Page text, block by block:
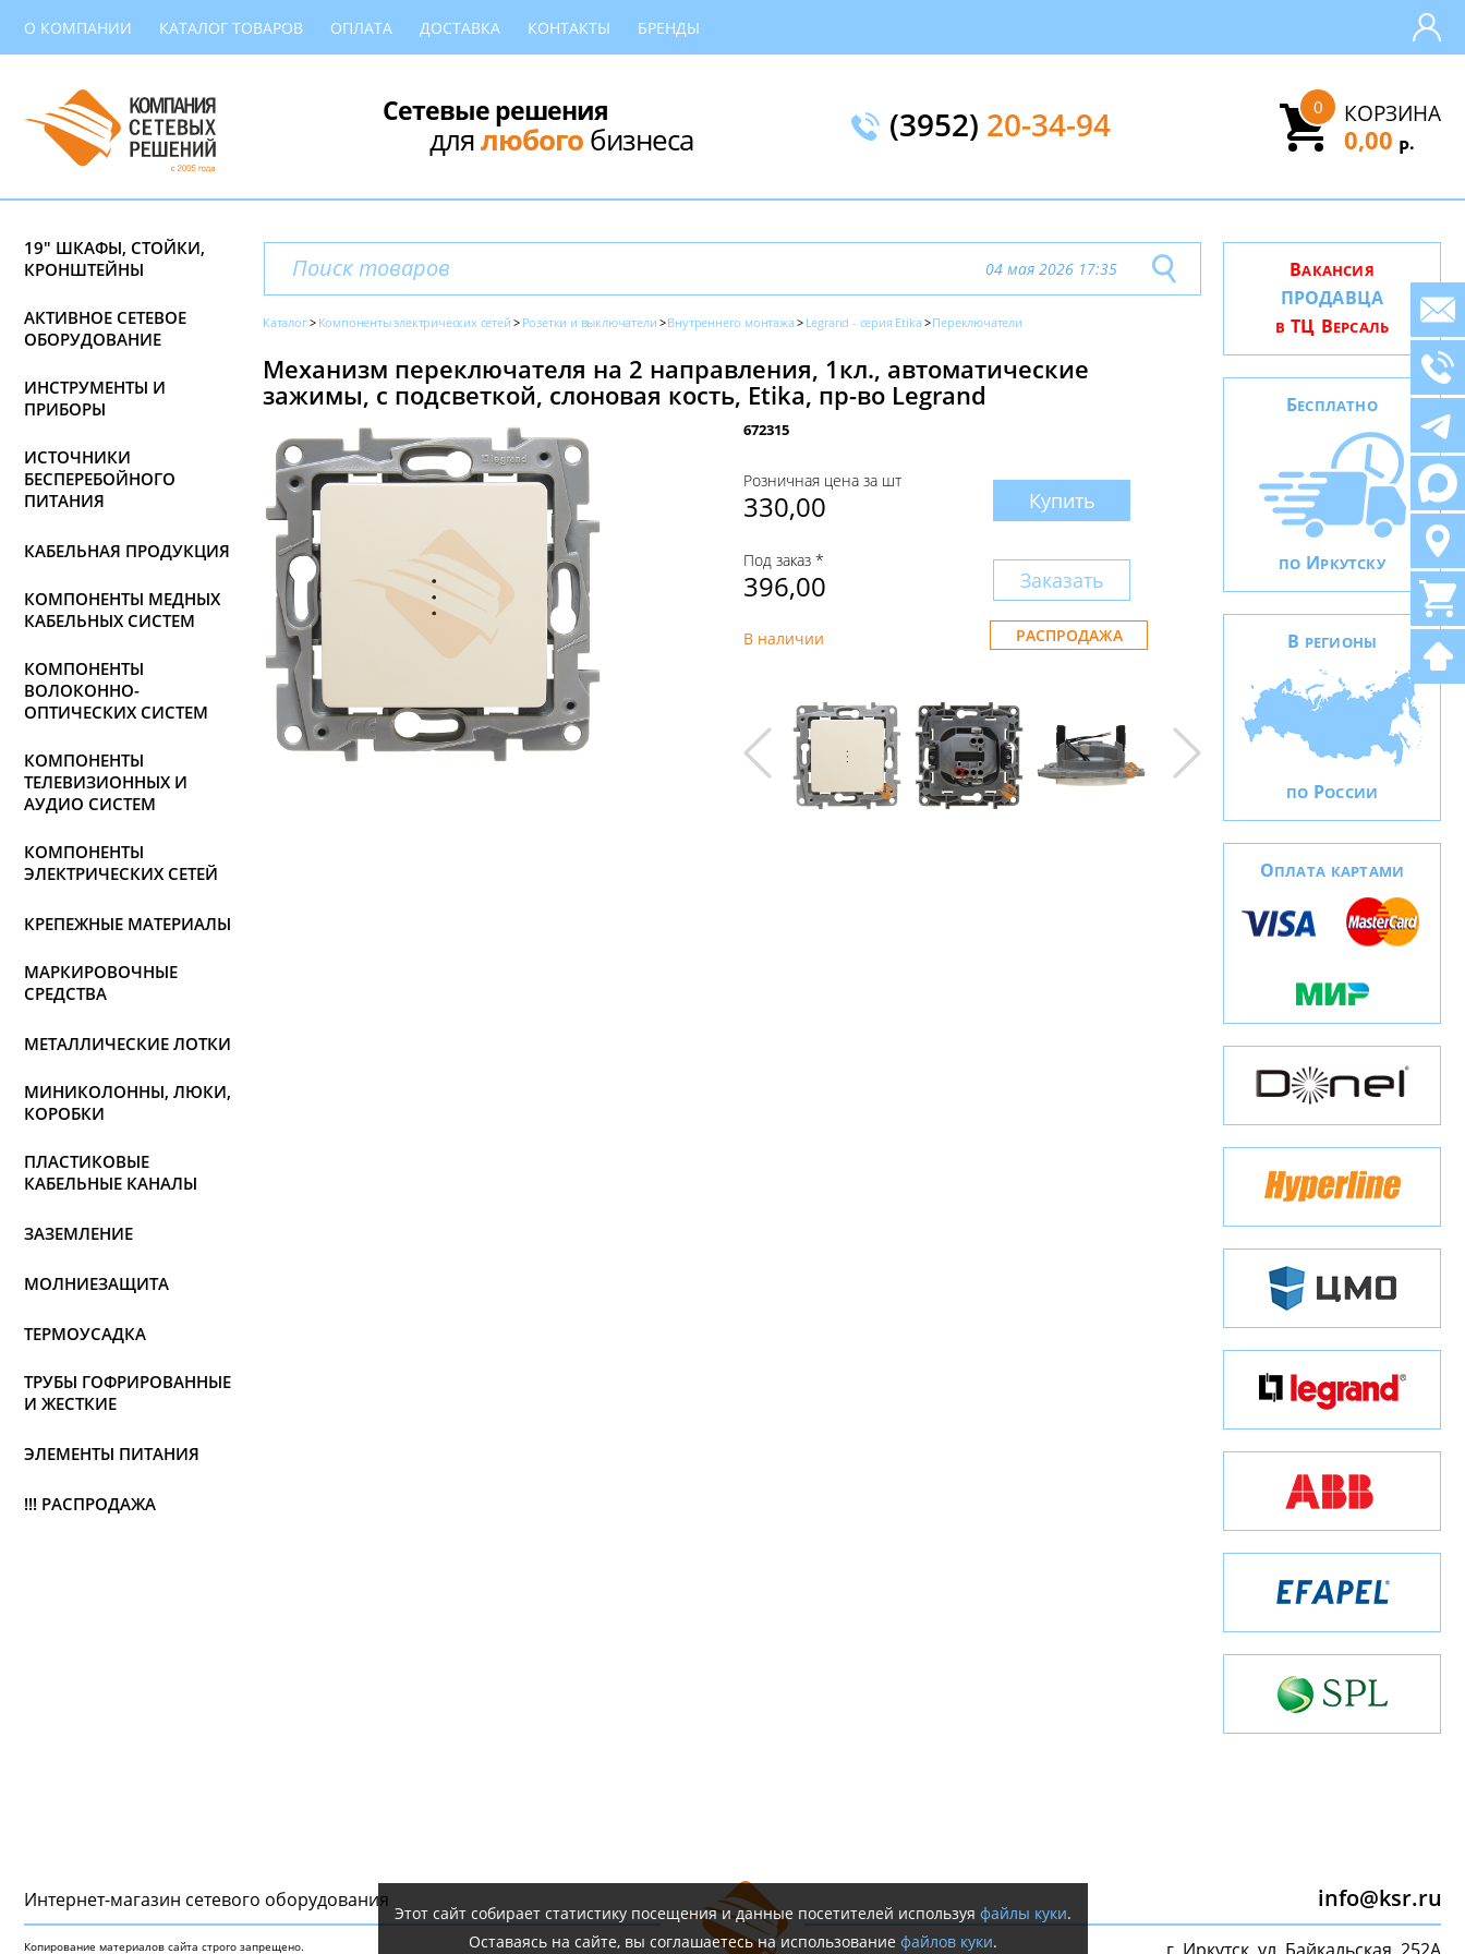
О КОМПАНИИ КАТАЛОГ ТОВАРОВ ОПЛАТА ДОСТАВКА КОНТАКТЫ БРЕНДЫ
Сетевые решения
длялюбогобизнеса (3952) 20-34-94 КОРЗИНА
0
0,00 Р.
19" ШКАФЫ, СТОЙКИ,
КРОНШТЕЙНЫ
АКТИВНОЕ СЕТЕВОЕ
ОБОРУДОВАНИЕ
ИНСТРУМЕНТЫ И
ПРИБОРЫ
ИСТОЧНИКИ
БЕСПЕРЕБОЙНОГО
ПИТАНИЯ
КАБЕЛЬНАЯ ПРОДУКЦИЯ
КОМПОНЕНТЫ МЕДНЫХ
КАБЕЛЬНЫХ СИСТЕМ
КОМПОНЕНТЫ
ВОЛОКОННО-
ОПТИЧЕСКИХ СИСТЕМ
КОМПОНЕНТЫ
ТЕЛЕВИЗИОННЫХ И
АУДИО СИСТЕМ
КОМПОНЕНТЫ
ЭЛЕКТРИЧЕСКИХ СЕТЕЙ
КРЕПЕЖНЫЕ МАТЕРИАЛЫ
МАРКИРОВОЧНЫЕ
СРЕДСТВА
МЕТАЛЛИЧЕСКИЕ ЛОТКИ
МИНИКОЛОННЫ, ЛЮКИ,
КОРОБКИ
ПЛАСТИКОВЫЕ
КАБЕЛЬНЫЕ КАНАЛЫ
ЗАЗЕМЛЕНИЕ
МОЛНИЕЗАЩИТА
ТЕРМОУСАДКА
ТРУБЫ ГОФРИРОВАННЫЕ
И ЖЕСТКИЕ
ЭЛЕМЕНТЫ ПИТАНИЯ
!!! РАСПРОДАЖА
04 мая 2026 17:35
Каталог Компоненты электрических сетей Розетки и выключатели Внутреннего монтажа Legrand - серия Etika Переключатели
Механизм переключателя на 2 направления, 1кл., автоматические
зажимы, с подсветкой, слоновая кость, Etika, пр-во Legrand
672315
Розничная цена за шт
330,00 Купить
Под заказ *
396,00 Заказать
В наличии РАСПРОДАЖА
ВАКАНСИЯ
ПРОДАВЦА
В ТЦ ВЕРСАЛЬ
БЕСПЛАТНО
ПО ИРКУТСКУ
В РЕГИОНЫ
ПО РОССИИ
ОПЛАТА КАРТАМИ
Интернет-магазин сетeвого оборудования
Копирование материалов сайта строго запрещено.
info@ksr.ru
Этот сайт собирает статистику посещения и данные посетителей используя файлы куки.
Оставаясь на сайте, вы соглашаетесь на использование файлов куки.